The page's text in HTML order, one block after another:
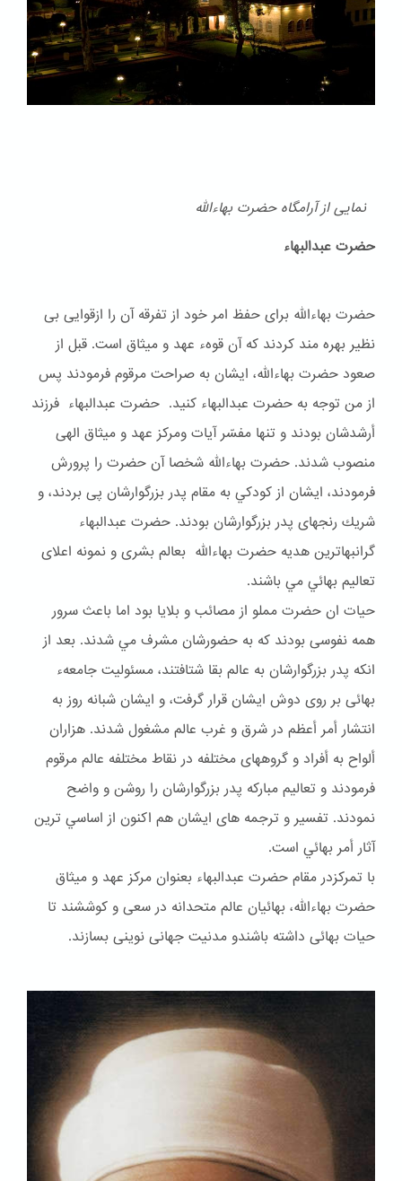
نمایی از آرامگاه حضرت بهاءالله
حضرت عبدالبهاء
حضرت بهاءالله برای حفظ امر خود از تفرقه آن را ازقوایی بی
نظیر بهره مند کردند که آن قوهء عهد و ميثاق است. قبل از
صعود حضرت بهاءالله، ایشان به صراحت مرقوم فرمودند پس
از من توجه به حضرت عبدالبهاء كنيد. حضرت عبدالبهاء فرزند
أرشدشان بودند و تنها مفسّر آيات ومركز عهد و ميثاق الهى
منصوب شدند. حضرت بهاءالله شخصا آن حضرت را پرورش
فرمودند، ايشان از كودكي به مقام پدر بزرگوارشان پى بردند، و
شريك رنجهاى پدر بزرگوارشان بودند. حضرت عبدالبهاء
گرانبهاترين هديه حضرت بهاءالله بعالم بشرى و نمونه اعلاى
تعاليم بهائي مي باشند.
حيات ان حضرت مملو از مصائب و بلايا بود اما باعث سرور
همه نفوسى بودند كه به حضورشان مشرف مي شدند. بعد از
انكه پدر بزرگوارشان به عالم بقا شتافتند، مسئوليت جامعهء
بهائى بر روى دوش ايشان قرار گرفت، و ايشان شبانه روز به
انتشار أمر أعظم در شرق و غرب عالم مشغول شدند. هزاران
ألواح به أفراد و گروههاى مختلفه در نقاط مختلفه عالم مرقوم
فرمودند و تعاليم مباركه پدر بزرگوارشان را روشن و واضح
نمودند. تفسير و ترجمه هاى ايشان هم اكنون از اساسي ترين
آثار أمر بهائي است.
با تمرکزدر مقام حضرت عبدالبهاء بعنوان مركز عهد و ميثاق
حضرت بهاءالله، بهائيان عالم متحدانه در سعى و كوششند تا
حيات بهائى داشته باشندو مدنيت جهانى نوينى بسازند.